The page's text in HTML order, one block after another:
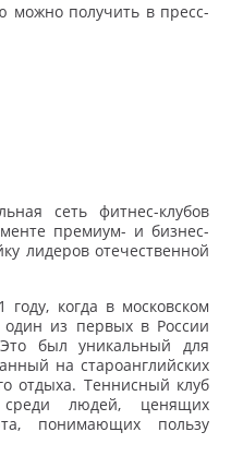
получить в пресс-
сеть фитнес-клубов
премиум- и бизнес-
лидеров отечественной
когда в московском
из первых в России
был уникальный для
на староанглийских
отдыха. Теннисный клуб
людей, ценящих
понимающих пользу